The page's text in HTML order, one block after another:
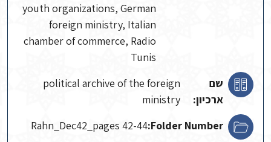
youth organizations, German
foreign ministry, Italian
chamber of commerce, Radio
Tunis
שם
ארכיון:
political archive of the foreign
ministry
Folder Number:
Rahn_Dec42_pages 42-44